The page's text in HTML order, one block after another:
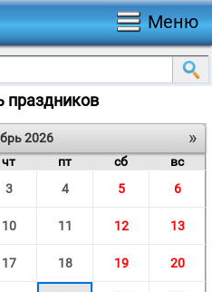
Меню
праздников
»
2026
чт пт сб
вс
3 4 5 6
10 11 12 13
17 18 19 20